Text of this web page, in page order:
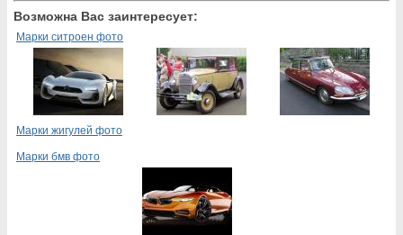
Возможна Вас заинтересует:
Марки ситроен фото
Марки жигулей фото
Марки бмв фото